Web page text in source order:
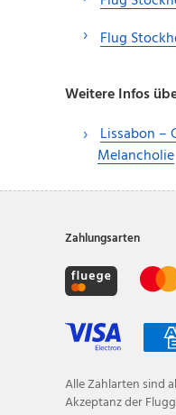
Flug
Weitere Infos
Lissabon –
Melancholie